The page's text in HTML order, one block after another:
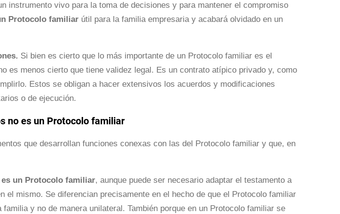
instrumento vivo para la toma de decisiones y para mantener el compromiso
Protocolo familiarútil para la familia empresaria y acabará olvidado en un
Si bien es cierto que lo más importante de un Protocolo familiar es el
es menos cierto que tiene validez legal. Es un contrato atípico privado y, como
Estos se obligan a hacer extensivos los acuerdos y modificaciones
o de ejecución.
no es un Protocolo familiar
que desarrollan funciones conexas con las del Protocolo familiar y que, en
es un Protocolo familiar, aunque puede ser necesario adaptar el testamento a
el mismo. Se diferencian precisamente en el hecho de que el Protocolo familiar
y no de manera unilateral. También porque en un Protocolo familiar se